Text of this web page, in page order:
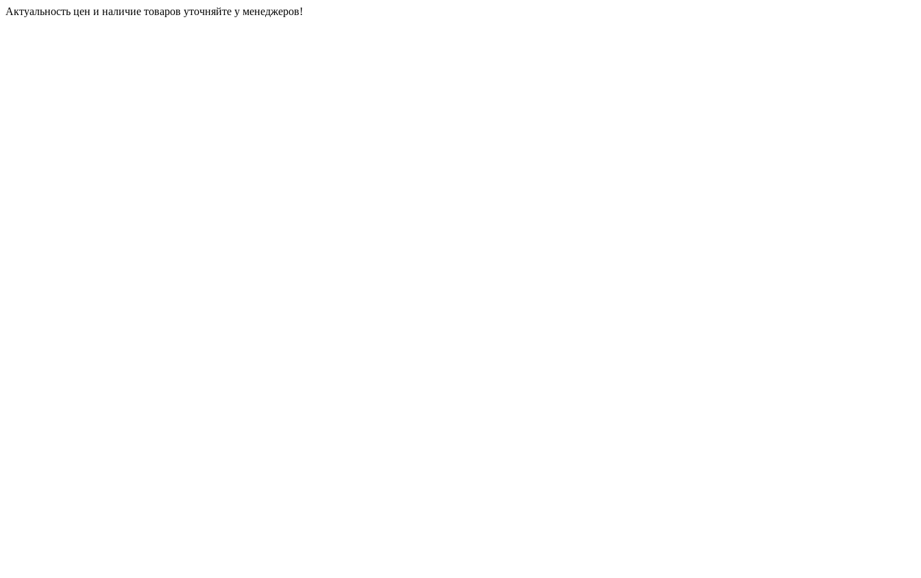
Актуальность цен и наличие товаров уточняйте у менеджеров!